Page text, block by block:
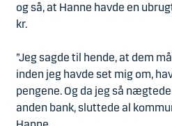
og så, at Hanne havde en
kr.
”Jeg sagde til hende, at dem
inden jeg havde set mig om,
pengene. Og da jeg så
anden bank, sluttede al